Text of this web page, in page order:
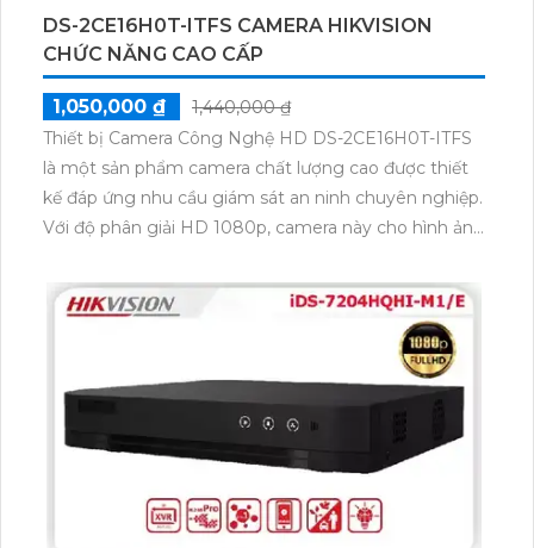
DS-2CE16H0T-ITFS CAMERA HIKVISION
CHỨC NĂNG CAO CẤP
1,050,000 ₫
1,440,000 ₫
Thiết bị Camera Công Nghệ HD DS-2CE16H0T-ITFS
là một sản phẩm camera chất lượng cao được thiết
kế đáp ứng nhu cầu giám sát an ninh chuyên nghiệp.
Với độ phân giải HD 1080p, camera này cho hình ảnh
trong môi trường ánh sáng yếu nhờ vào công nghệ
hồng ngoại thông minh. Camera này còn có khả
năng chống nước, bụi và chịu được mọi thời tiết,
giúp bảo vệ tốt hơn trong bất kỳ điều kiện nào. Với
thiết kế nhỏ gọn và dễ dàng lắp đặt, thiết bị Camera
Công Nghệ HD DS-2CE16H0T-ITFS là sự lựa chọn
tuyệt vời cho việc giám sát an ninh của bạn.